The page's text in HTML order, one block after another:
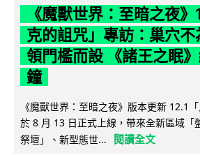
《魔獸世界：至暗之夜
克的詛咒」專訪：巢穴
領門檻而設 《諸王之眠
鐘
《魔獸世界：至暗之夜》版本更新 12.1
於 8 月 13 日正式上線，帶來全新區域「
祭壇」、新型態世...
閱讀全文